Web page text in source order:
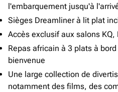
l'embarquement jusqu'à
Sièges Dreamliner à lit plat
Accès exclusif aux salons KQ,
Repas africain à 3 plats à
bienvenue
Une large collection de
notamment des films, des